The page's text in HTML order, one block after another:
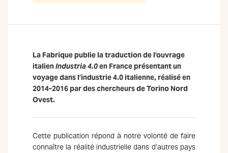
La Fabrique publie la traduction de l’ouvrage
italienIndustria 4.0en France présentant un
voyage dans l’industrie 4.0 italienne, réalisé en
2014-2016 par des chercheurs de Torino Nord
Ovest.
Cette publication répond à notre volonté de faire
connaître la réalité industrielle dans d’autres pays